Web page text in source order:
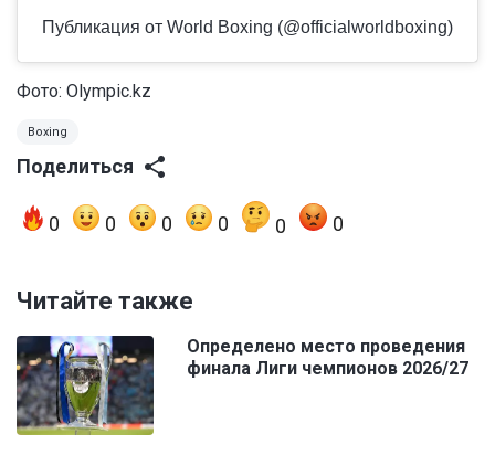
Публикация от World Boxing (@officialworldboxing)
Фото: Olympic.kz
Boxing
Поделиться
0 0 0 0 0 0
Читайте также
Определено место проведения
финала Лиги чемпионов 2026/27